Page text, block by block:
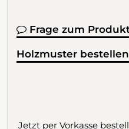
Frage zum
Holzmuster bestellen
Jetzt per Vorkasse